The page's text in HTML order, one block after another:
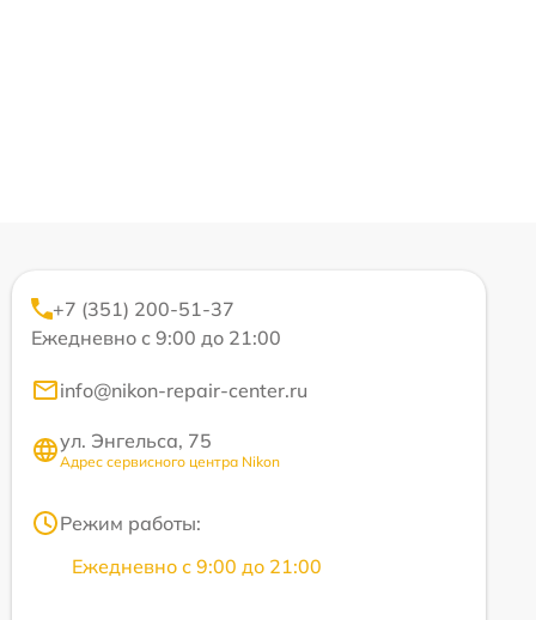
+7 (351) 200-51-37
Ежедневно с 9:00 до 21:00
info@nikon-repair-center.ru
ул. Энгельса, 75
Адрес сервисного центра Nikon
Режим работы:
Ежедневно с 9:00 до 21:00